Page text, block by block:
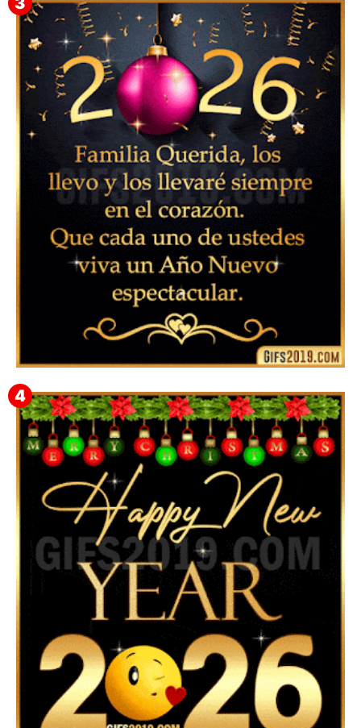
Feliz Año Nuevo 2024: Mensajes, Frases, Imágenes
GIF para Compartir en WhatsApp, Telegram e
Instagram
▷ Feliz año nuevo 2026 Familia 【❤️】Frases,
Mensajes y GiF